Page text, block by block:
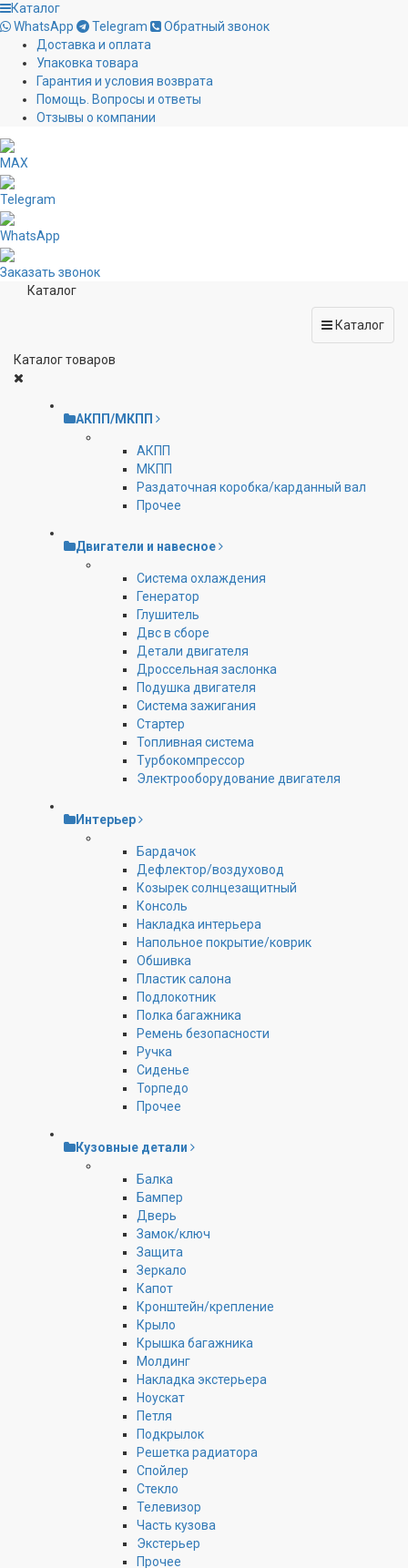
Каталог
WhatsApp
Telegram
Обратный звонок
Доставка и оплата
Упаковка товара
Гарантия и условия возврата
Помощь. Вопросы и ответы
Отзывы о компании
MAX
Telegram
WhatsApp
Заказать звонок
Каталог
Каталог
Каталог товаров
АКПП/МКПП
АКПП
МКПП
Раздаточная коробка/карданный вал
Прочее
Двигатели и навесное
Cистема охлаждения
Генератор
Глушитель
Двс в сборе
Детали двигателя
Дроссельная заслонка
Подушка двигателя
Система зажигания
Стартер
Топливная система
Турбокомпрессор
Электрооборудование двигателя
Интерьер
Бардачок
Дефлектор/воздуховод
Козырек солнцезащитный
Консоль
Накладка интерьера
Напольное покрытие/коврик
Обшивка
Пластик салона
Подлокотник
Полка багажника
Ремень безопасности
Ручка
Сиденье
Торпедо
Прочее
Кузовные детали
Балка
Бампер
Дверь
Замок/ключ
Защита
Зеркало
Капот
Кронштейн/крепление
Крыло
Крышка багажника
Молдинг
Накладка экстерьера
Ноускат
Петля
Подкрылок
Решетка радиатора
Спойлер
Стекло
Телевизор
Часть кузова
Экстерьер
Прочее